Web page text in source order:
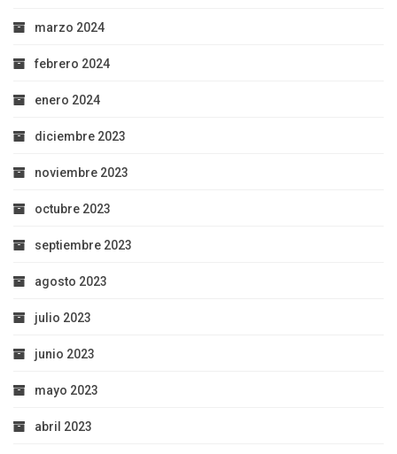
marzo 2024
febrero 2024
enero 2024
diciembre 2023
noviembre 2023
octubre 2023
septiembre 2023
agosto 2023
julio 2023
junio 2023
mayo 2023
abril 2023